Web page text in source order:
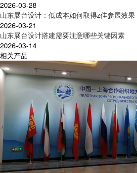
2026-03-28
山东展台设计：低成本如何取得z佳参展效果
2026-03-21
山东展台设计搭建需要注意哪些关键因素
2026-03-14
相关产品